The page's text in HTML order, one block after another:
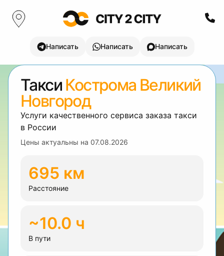
Написать Написать Написать
Такси Кострома Великий
Новгород
Услуги качественного сервиса заказа такси
в России
Цены актуальны на 07.08.2026
695 км
Расстояние
~10.0 ч
В пути